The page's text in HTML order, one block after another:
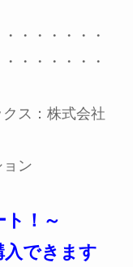
・・・・・・
・・・・・・
ス：株式会社
ン
！～
入できます